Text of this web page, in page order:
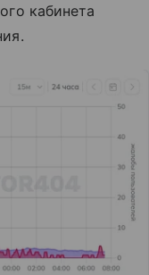
кабинета